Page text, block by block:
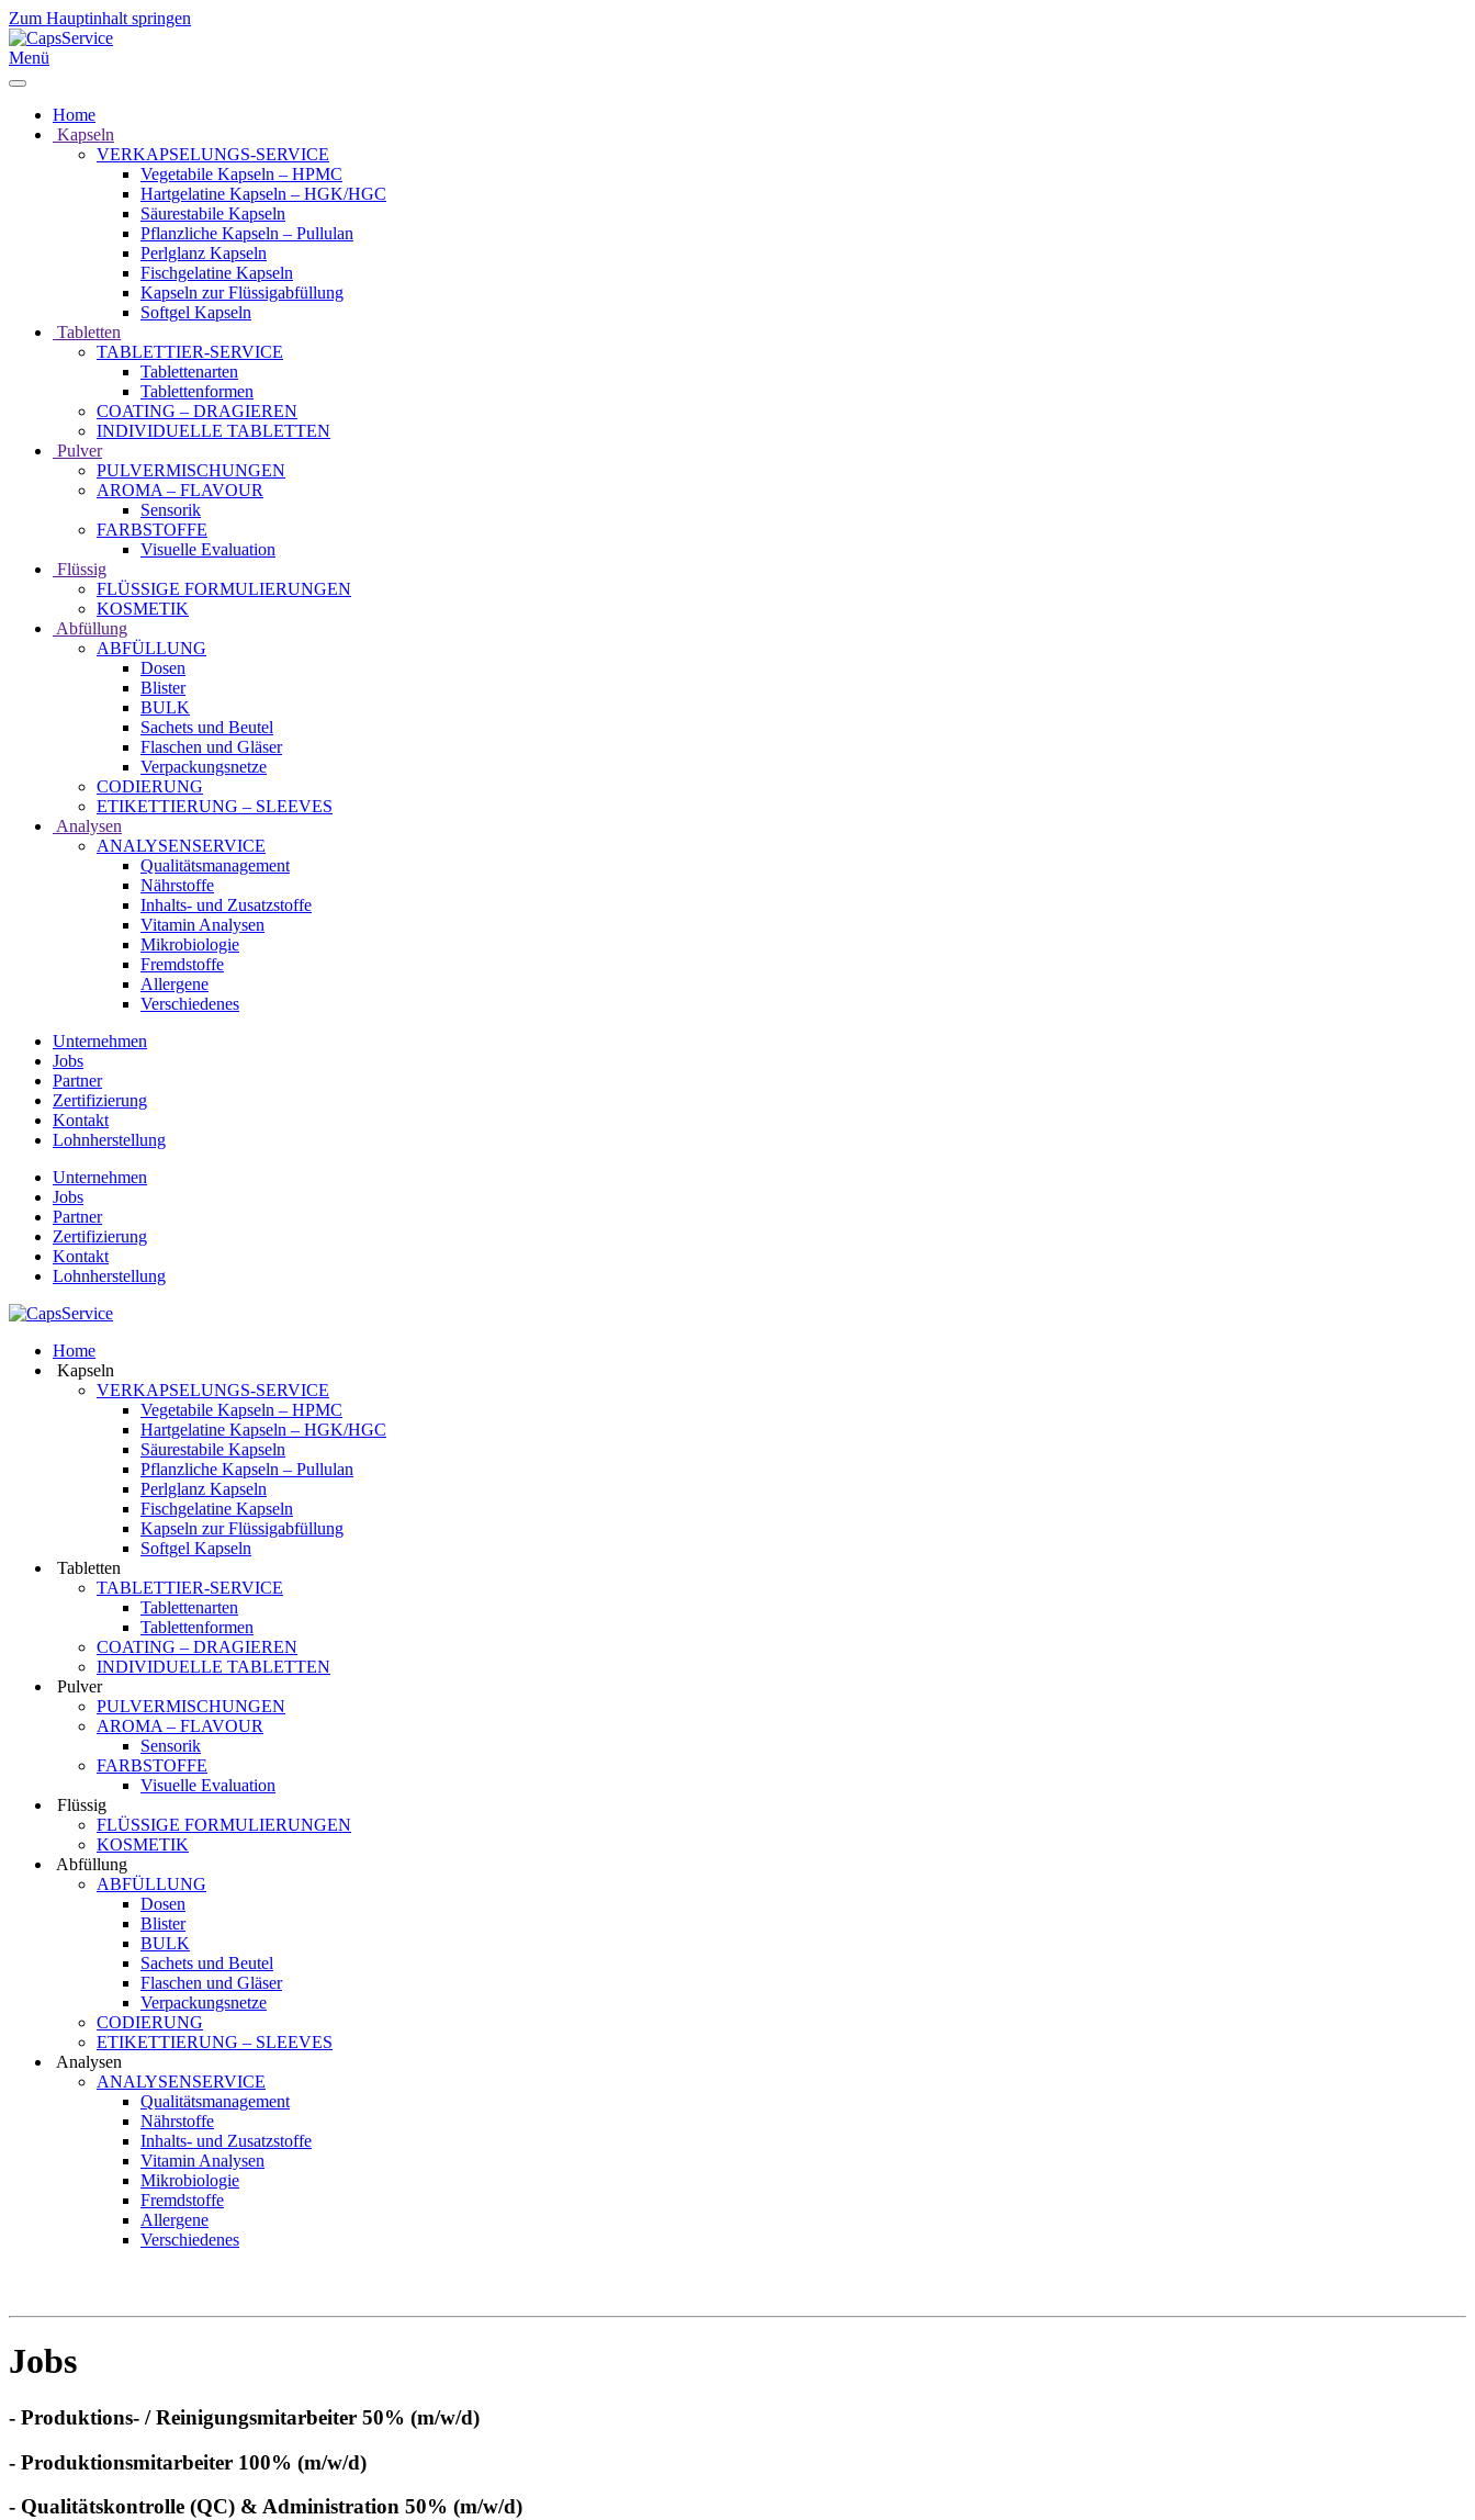
Zum Hauptinhalt springen
Menü
Home
Kapseln
VERKAPSELUNGS-SERVICE
Vegetabile Kapseln – HPMC
Hartgelatine Kapseln – HGK/HGC
Säurestabile Kapseln
Pflanzliche Kapseln – Pullulan
Perlglanz Kapseln
Fischgelatine Kapseln
Kapseln zur Flüssigabfüllung
Softgel Kapseln
Tabletten
TABLETTIER-SERVICE
Tablettenarten
Tablettenformen
COATING – DRAGIEREN
INDIVIDUELLE TABLETTEN
Pulver
PULVERMISCHUNGEN
AROMA – FLAVOUR
Sensorik
FARBSTOFFE
Visuelle Evaluation
Flüssig
FLÜSSIGE FORMULIERUNGEN
KOSMETIK
Abfüllung
ABFÜLLUNG
Dosen
Blister
BULK
Sachets und Beutel
Flaschen und Gläser
Verpackungsnetze
CODIERUNG
ETIKETTIERUNG – SLEEVES
Analysen
ANALYSENSERVICE
Qualitätsmanagement
Nährstoffe
Inhalts- und Zusatzstoffe
Vitamin Analysen
Mikrobiologie
Fremdstoffe
Allergene
Verschiedenes
Unternehmen
Jobs
Partner
Zertifizierung
Kontakt
Lohnherstellung
Unternehmen
Jobs
Partner
Zertifizierung
Kontakt
Lohnherstellung
Home
Kapseln
VERKAPSELUNGS-SERVICE
Vegetabile Kapseln – HPMC
Hartgelatine Kapseln – HGK/HGC
Säurestabile Kapseln
Pflanzliche Kapseln – Pullulan
Perlglanz Kapseln
Fischgelatine Kapseln
Kapseln zur Flüssigabfüllung
Softgel Kapseln
Tabletten
TABLETTIER-SERVICE
Tablettenarten
Tablettenformen
COATING – DRAGIEREN
INDIVIDUELLE TABLETTEN
Pulver
PULVERMISCHUNGEN
AROMA – FLAVOUR
Sensorik
FARBSTOFFE
Visuelle Evaluation
Flüssig
FLÜSSIGE FORMULIERUNGEN
KOSMETIK
Abfüllung
ABFÜLLUNG
Dosen
Blister
BULK
Sachets und Beutel
Flaschen und Gläser
Verpackungsnetze
CODIERUNG
ETIKETTIERUNG – SLEEVES
Analysen
ANALYSENSERVICE
Qualitätsmanagement
Nährstoffe
Inhalts- und Zusatzstoffe
Vitamin Analysen
Mikrobiologie
Fremdstoffe
Allergene
Verschiedenes
Jobs
- Produktions- / Reinigungsmitarbeiter 50% (m/w/d)
- Produktionsmitarbeiter 100% (m/w/d)
- Qualitätskontrolle (QC) & Administration 50% (m/w/d)